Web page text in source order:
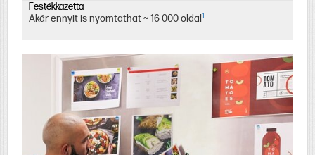
Festékkazetta
Akár ennyit is nyomtathat ~ 16 000 oldal 1